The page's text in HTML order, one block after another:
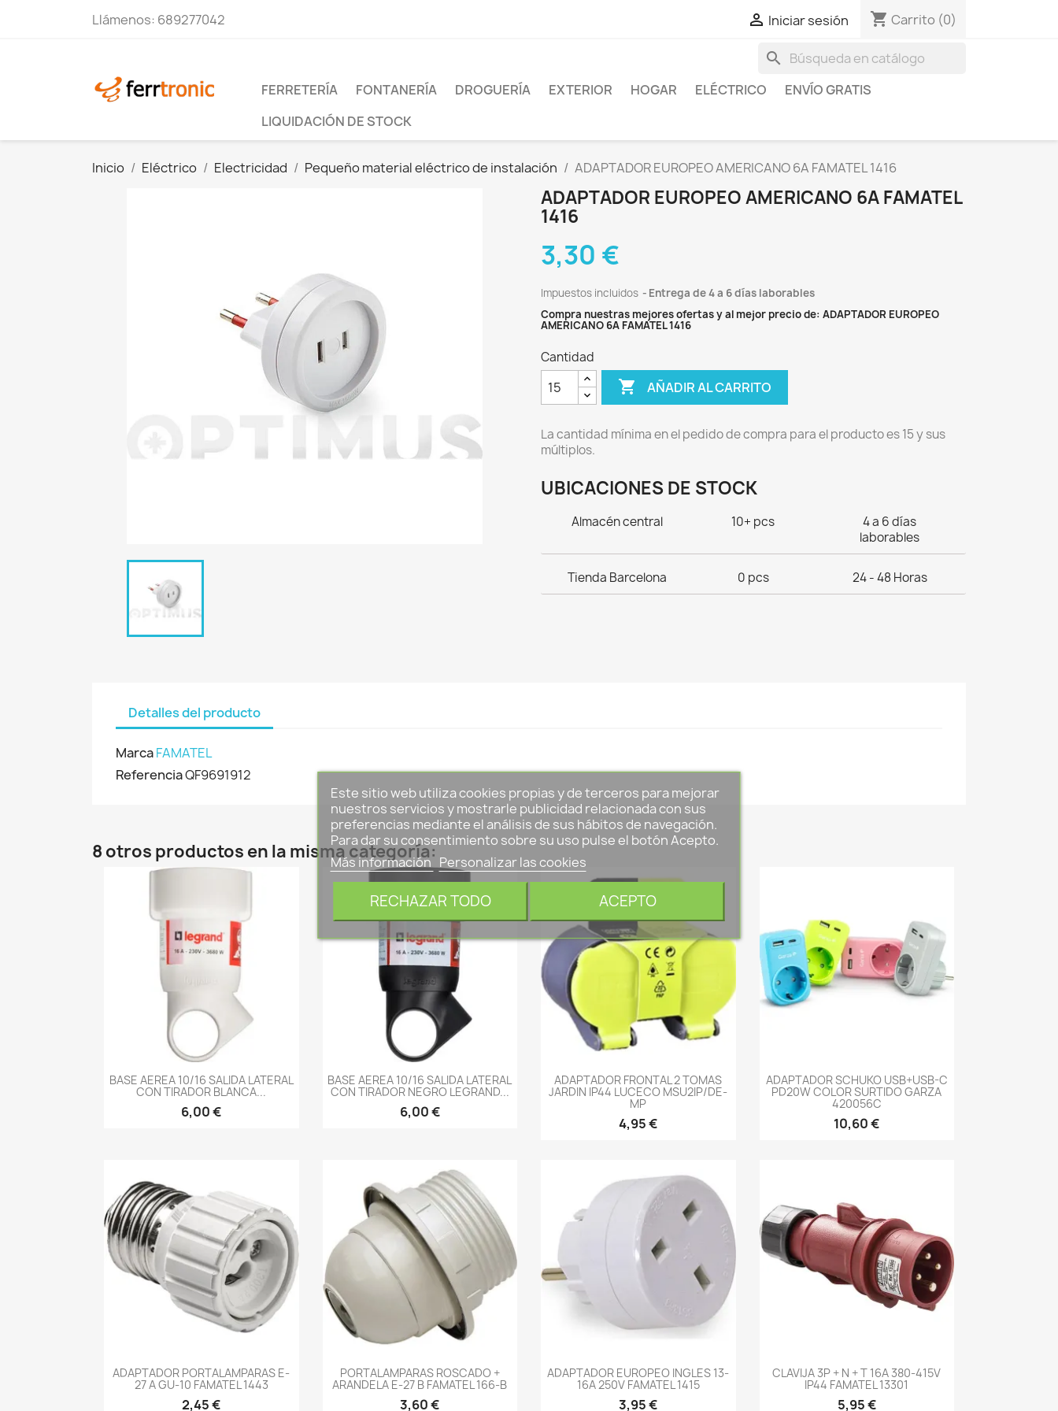
Llámenos: 689277042  Iniciar sesión shopping_cart Carrito (0)
search
FERRETERÍA FONTANERÍA DROGUERÍA EXTERIOR HOGAR ELÉCTRICO
ENVÍO GRATIS
LIQUIDACIÓN DE STOCK
Inicio Eléctrico Electricidad Pequeño material eléctrico de instalación ADAPTADOR EUROPEO AMERICANO 6A FAMATEL 1416
ADAPTADOR EUROPEO AMERICANO 6A FAMATEL
1416
3,30 €
Impuestos incluidos
Entrega de 4 a 6 días laborables
Compra nuestras mejores ofertas y al mejor precio de: ADAPTADOR EUROPEO
AMERICANO 6A FAMATEL 1416
Cantidad
 AÑADIR AL CARRITO
La cantidad mínima en el pedido de compra para el producto es 15 y sus
múltiplos.
UBICACIONES DE STOCK
Almacén central 10+ pcs
4 a 6 días
laborables
Tienda Barcelona 0 pcs 24 - 48 Horas
Detalles del producto
MarcaFAMATEL
ReferenciaQF9691912
8 otros productos en la misma categoría:
-->
BASE AEREA 10/16 SALIDA LATERAL
CON TIRADOR BLANCA...
6,00 €
-->
BASE AEREA 10/16 SALIDA LATERAL
CON TIRADOR NEGRO LEGRAND...
6,00 €
-->
ADAPTADOR FRONTAL 2 TOMAS
JARDIN IP44 LUCECO MSU2IP/DE-
MP
4,95 €
-->
ADAPTADOR SCHUKO USB+USB-C
PD20W COLOR SURTIDO GARZA
420056C
10,60 €
-->
ADAPTADOR PORTALAMPARAS E-
27 A GU-10 FAMATEL 1443
2,45 €
-->
PORTALAMPARAS ROSCADO +
ARANDELA E-27 B FAMATEL 166-B
3,60 €
-->
ADAPTADOR EUROPEO INGLES 13-
16A 250V FAMATEL 1415
3,95 €
-->
CLAVIJA 3P + N + T 16A 380-415V
IP44 FAMATEL 13301
5,95 €
Este sitio web utiliza cookies propias y de terceros para mejorar
nuestros servicios y mostrarle publicidad relacionada con sus
preferencias mediante el análisis de sus hábitos de navegación.
Para dar su consentimiento sobre su uso pulse el botón Acepto.
Más información Personalizar las cookies
RECHAZAR TODO ACEPTO